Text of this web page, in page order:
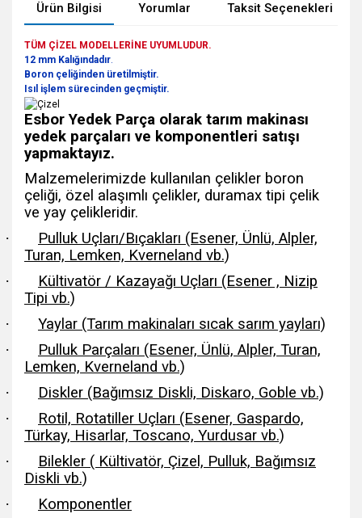
Ürün Bilgisi Yorumlar Taksit Seçenekleri
TÜM ÇİZEL MODELLERİNE UYUMLUDUR.
12 mm Kalığındadır.
Boron çeliğinden üretilmiştir.
Isıl işlem sürecinden geçmiştir.
Esbor Yedek Parça olarak tarım makinası
yedek parçaları ve komponentleri satışı
yapmaktayız.
Malzemelerimizde kullanılan çelikler boron
çeliği, özel alaşımlı çelikler, duramax tipi çelik
ve yay çelikleridir.
·
Pulluk Uçları/Bıçakları (Esener, Ünlü, Alpler,
Turan, Lemken, Kverneland vb.)
·
Kültivatör / Kazayağı Uçları (Esener , Nizip
Tipi vb.)
· Yaylar (Tarım makinaları sıcak sarım yayları)
·
Pulluk Parçaları (Esener, Ünlü, Alpler, Turan,
Lemken, Kverneland vb.)
· Diskler (Bağımsız Diskli, Diskaro, Goble vb.)
·
Rotil, Rotatiller Uçları (Esener, Gaspardo,
Türkay, Hisarlar, Toscano, Yurdusar vb.)
·
Bilekler ( Kültivatör, Çizel, Pulluk, Bağımsız
Diskli vb.)
·
Komponentler